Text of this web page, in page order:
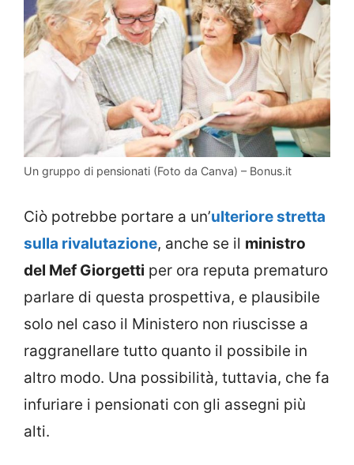
Un gruppo di pensionati (Foto da Canva) – Bonus.it
Ciò potrebbe portare a un’ulteriore stretta
sulla rivalutazione, anche se il ministro
del Mef Giorgetti per ora reputa prematuro
parlare di questa prospettiva, e plausibile
solo nel caso il Ministero non riuscisse a
raggranellare tutto quanto il possibile in
altro modo. Una possibilità, tuttavia, che fa
infuriare i pensionati con gli assegni più
alti.